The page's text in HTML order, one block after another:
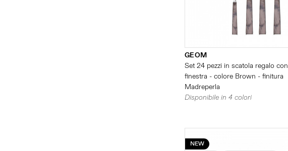
GEOM
Set 24 pezzi in scatola regalo con
finestra - colore Brown - finitura
Madreperla
Disponibile in 4 colori
NEW